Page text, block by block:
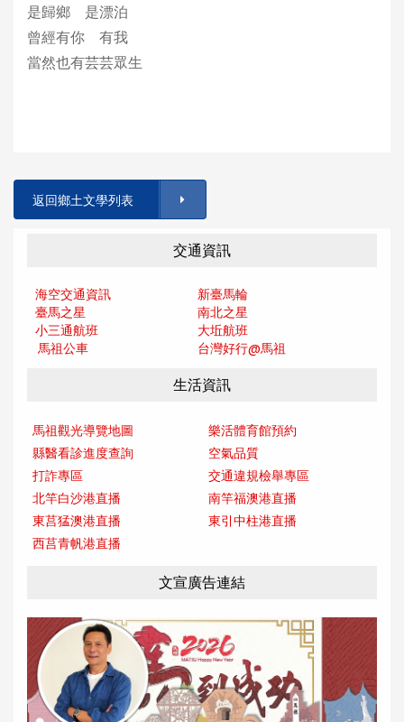
是歸鄉 是漂泊
曾經有你 有我
當然也有芸芸眾生
返回鄉土文學列表
交通資訊
海空交通資訊
新臺馬輪
臺馬之星
南北之星
小三通航班
大坵航班
馬祖公車
台灣好行@馬祖
生活資訊
馬祖觀光導覽地圖
樂活體育館預約
縣醫看診進度查詢
空氣品質
打詐專區
交通違規檢舉專區
北竿白沙港直播
南竿福澳港直播
東莒猛澳港直播
東引中柱港直播
西莒青帆港直播
文宣廣告連結